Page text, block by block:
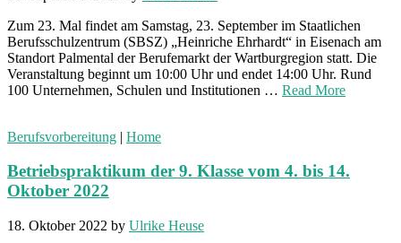
Zum 23. Mal findet am Samstag, 23. September im Staatlichen
Berufsschulzentrum (SBSZ) „Heinriche Ehrhardt“ in Eisenach am
Standort Palmental der Berufemarkt der Wartburgregion statt. Die
Veranstaltung beginnt um 10:00 Uhr und endet 14:00 Uhr. Rund
100 Unternehmen, Schulen und Institutionen … Read More
Berufsvorbereitung | Home
Betriebspraktikum der 9. Klasse vom 4. bis 14.
Oktober 2022
18. Oktober 2022 by Ulrike Heuse